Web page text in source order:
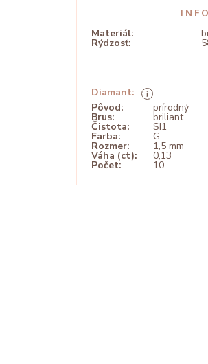
Materiál:
Rýdzosť:
Diamant:
Pôvod:
prírodný
Brus: briliant
Čistota: SI1
Farba: G
Rozmer: 1,5 mm
Váha (ct): 0,13
Počet: 10